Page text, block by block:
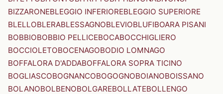
BIZZARONEBLEGGIO INFERIOREBLEGGIO SUPERIORE
BLELLOBLERABLESSAGNOBLEVIOBLUFIBOARA PISANI
BOBBIOBOBBIO PELLICEBOCABOCCHIGLIERO
BOCCIOLETOBOCENAGOBODIO LOMNAGO
BOFFALORA D'ADDABOFFALORA SOPRA TICINO
BOGLIASCOBOGNANCOBOGOGNOBOIANOBOISSANO
BOLANOBOLBENOBOLGAREBOLLATEBOLLENGO